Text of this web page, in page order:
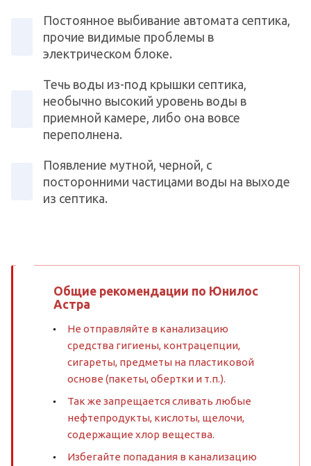
Постоянное выбивание автомата септика,
прочие видимые проблемы в
электрическом блоке.
Течь воды из-под крышки септика,
необычно высокий уровень воды в
приемной камере, либо она вовсе
переполнена.
Появление мутной, черной, с
посторонними частицами воды на выходе
из септика.
Общие рекомендации по Юнилос
Астра
Не отправляйте в канализацию
средства гигиены, контрацепции,
сигареты, предметы на пластиковой
основе (пакеты, обертки и т.п.).
Так же запрещается сливать любые
нефтепродукты, кислоты, щелочи,
содержащие хлор вещества.
Избегайте попадания в канализацию